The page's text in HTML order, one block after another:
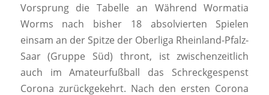
Vorsprung die Tabelle an Während Wormatia
Worms nach bisher 18 absolvierten Spielen
einsam an der Spitze der Oberliga Rheinland-Pfalz-
Saar (Gruppe Süd) thront, ist zwischenzeitlich
auch im Amateurfußball das Schreckgespenst
Corona zurückgekehrt. Nach den ersten Corona